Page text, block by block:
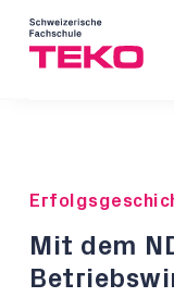
Mit dem